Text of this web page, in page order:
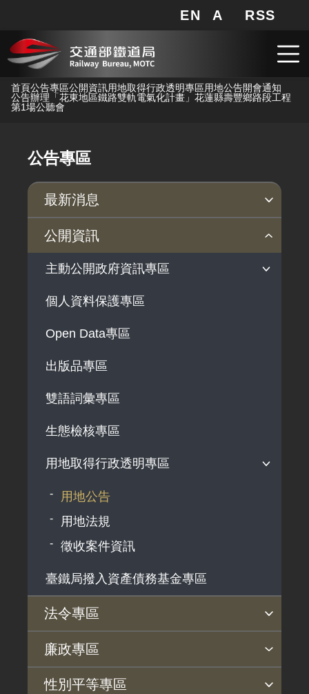
跳到主要內容
網站地圖
EN A 局長信箱
RSS
首頁公告專區公開資訊用地取得行政透明專區用地公告開會通知
公告辦理「花東地區鐵路雙軌電氣化計畫」花蓮縣壽豐鄉路段工程
第1場公聽會
公告專區
最新消息
新聞稿
公聽會
公告事項
公開資訊
主動公開政府資訊專區
法律及法規命令
解釋性規定及裁量基準
行政指導有關文書
施政計畫、業務統計及研究報告
預算與決算書
政策宣導廣告支出
個人資料保護專區
Open Data專區
出版品專區
雙語詞彙專區
生態檢核專區
用地取得行政透明專區
用地公告
用地法規
徵收案件資訊
臺鐵局撥入資產債務基金專區
法令專區
法令查詢
解釋性規定及裁量基準
法令英譯徵集意見專區
訴願文件下載
相關實務判解
相關網站資源
廉政專區
揭弊者保護專區
廉政訊息
利益衝突迴避園地
公務員廉政倫理規範
公職人員財產申報園地
廉政檢舉管道
桃地計畫廉政平臺專網
性別平等專區